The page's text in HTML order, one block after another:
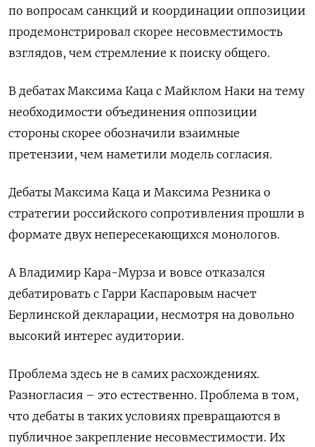
по вопросам санкций и координации оппозиции
продемонстрировал скорее несовместимость
взглядов, чем стремление к поиску общего.
В дебатах Максима Каца с Майклом Наки на тему
необходимости объединения оппозиции
стороны скорее обозначили взаимные
претензии, чем наметили модель согласия.
Дебаты Максима Каца и Максима Резника о
стратегии российского сопротивления прошли в
формате двух непересекающихся монологов.
А Владимир Кара-Мурза и вовсе отказался
дебатировать с Гарри Каспаровым насчет
Берлинской декларации, несмотря на довольно
высокий интерес аудитории.
Проблема здесь не в самих расхождениях.
Разногласия – это естественно. Проблема в том,
что дебаты в таких условиях превращаются в
публичное закрепление несовместимости. Их